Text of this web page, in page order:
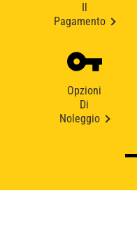
Pagamento
Opzioni
Di
Noleggio